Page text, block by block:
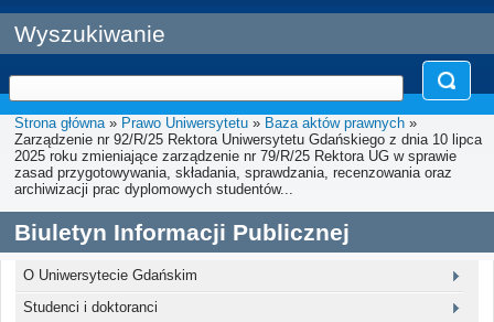
Wyszukiwanie
Strona główna» Prawo Uniwersytetu » Baza aktów prawnych »
Zarządzenie nr 92/R/25 Rektora Uniwersytetu Gdańskiego z dnia 10 lipca
2025 roku zmieniające zarządzenie nr 79/R/25 Rektora UG w sprawie
zasad przygotowywania, składania, sprawdzania, recenzowania oraz
archiwizacji prac dyplomowych studentów...
Biuletyn Informacji Publicznej
O Uniwersytecie Gdańskim
Studenci i doktoranci